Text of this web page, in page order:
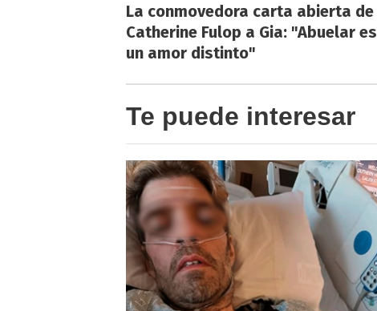
La conmovedora carta abierta de
Catherine Fulop a Gia: "Abuelar es
un amor distinto"
Te puede interesar